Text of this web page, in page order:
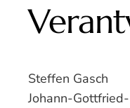
Steffen Gasch
Johann-